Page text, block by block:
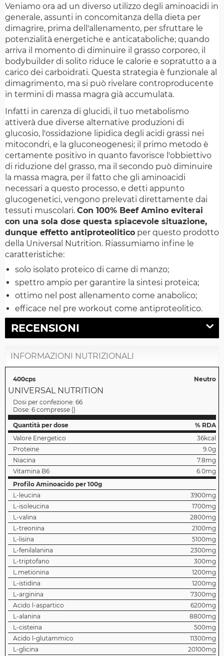
Veniamo ora ad un diverso utilizzo degli aminoacidi in
generale, assunti in concomitanza della dieta per
dimagrire, prima dell'allenamento, per sfruttare le
potenzialità energetiche e anticataboliche; quando
arriva il momento di diminuire il grasso corporeo, il
bodybuilder di solito riduce le calorie e sopratutto a a
carico dei carboidrati. Questa strategia è funzionale al
dimagrimento, ma si può rivelare controproducente
in termini di massa magra già accumulata.
Infatti in carenza di glucidi, il tuo metabolismo
attiverà due diverse alternative produzioni di
glucosio, l'ossidazione lipidica degli acidi grassi nei
mitocondri, e la gluconeogenesi; il primo metodo è
certamente positivo in quanto favorisce l'obbiettivo
di riduzione del grasso, ma il secondo può diminuire
la massa magra, per il fatto che gli aminoacidi
necessari a questo processo, e detti appunto
glucogenetici, vengono prelevati direttamente dai
tessuti muscolari. Con 100% Beef Amino eviterai
con una sola dose questa spiacevole situazione,
dunque effetto antiproteolitico per questo prodotto
della Universal Nutrition. Riassumiamo infine le
caratteristiche:
solo isolato proteico di carne di manzo;
spettro ampio per garantire la sintesi proteica;
ottimo nel post allenamento come anabolico;
efficace nel pre workout come antiproteolitico.
RECENSIONI
INFORMAZIONI NUTRIZIONALI
400cps Neutro
UNIVERSAL NUTRITION
Dosi per confezione: 66
Dose: 6 compresse ()
Quantità per dose
% RDA
Valore Energetico
36kcal
Proteine
9.0g
Niacina
7.8mg
Vitamina B6
6.0mg
Profilo Aminoacido per 100g
L-leucina
3900mg
L-isoleucina
1700mg
L-valina
2800mg
L-treonina
2100mg
L-lisina
5100mg
L-fenilalanina
2300mg
L-triptofano
300mg
L.metionina
1200mg
L-istidina
1200mg
L-arginina
7300mg
Acido l-aspartico
6200mg
L-alanina
8800mg
L-cisteina
500mg
Acido l-glutammico
11300mg
L-glicina
20100mg